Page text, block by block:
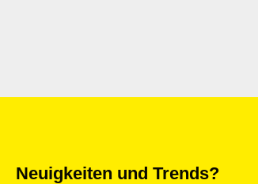
Neuigkeiten und Trends?